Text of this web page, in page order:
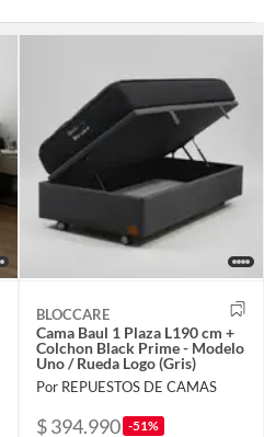
BLOCCARE
Cama Baul 1 Plaza L190 cm +
Colchon Black Prime - Modelo
Uno / Rueda Logo (Gris)
Por REPUESTOS DE CAMAS
$ 394.990 -51%